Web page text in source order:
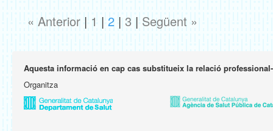
« Anterior | 1 | 2 | 3 | Següent »
Aquesta informació en cap cas substitueix la relació
Organitza